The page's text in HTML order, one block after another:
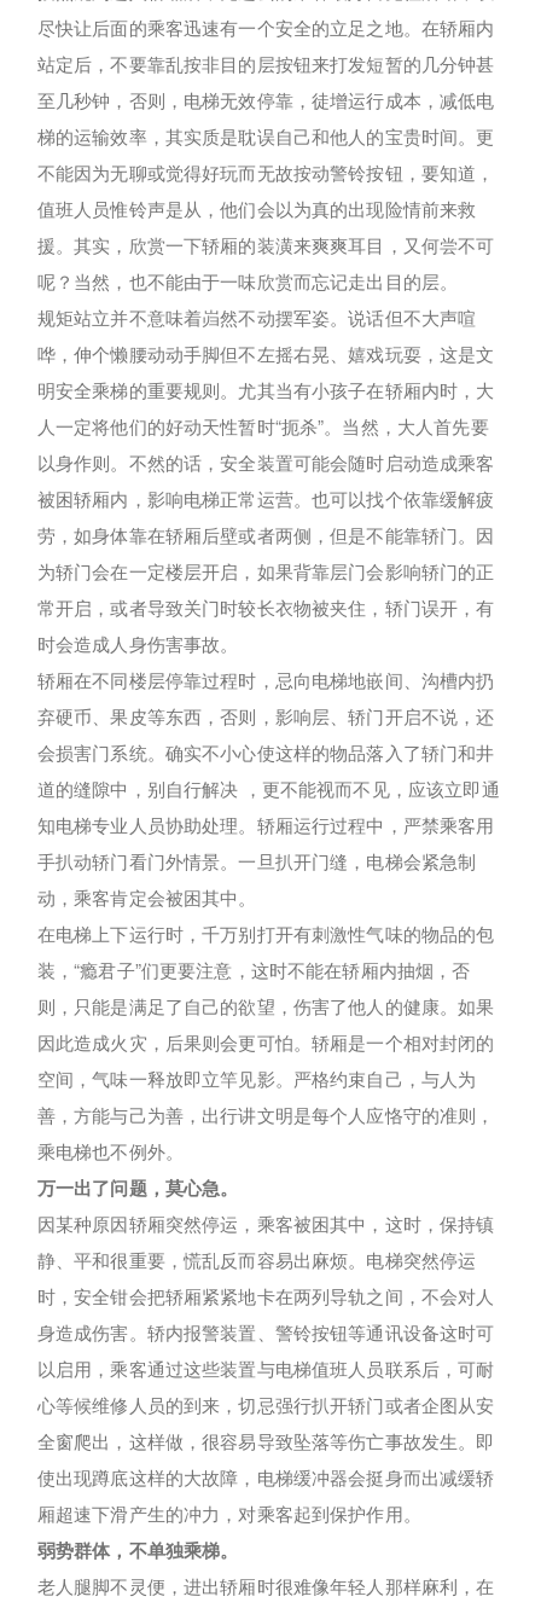
尽快让后面的乘客迅速有一个安全的立足之地。在轿厢内
站定后，不要靠乱按非目的层按钮来打发短暂的几分钟甚
至几秒钟，否则，电梯无效停靠，徒增运行成本，减低电
梯的运输效率，其实质是耽误自己和他人的宝贵时间。更
不能因为无聊或觉得好玩而无故按动警铃按钮，要知道，
值班人员惟铃声是从，他们会以为真的出现险情前来救
援。其实，欣赏一下轿厢的装潢来爽爽耳目，又何尝不可
呢？当然，也不能由于一味欣赏而忘记走出目的层。
规矩站立并不意味着岿然不动摆军姿。说话但不大声喧
哗，伸个懒腰动动手脚但不左摇右晃、嬉戏玩耍，这是文
明安全乘梯的重要规则。尤其当有小孩子在轿厢内时，大
人一定将他们的好动天性暂时“扼杀”。当然，大人首先要
以身作则。不然的话，安全装置可能会随时启动造成乘客
被困轿厢内，影响电梯正常运营。也可以找个依靠缓解疲
劳，如身体靠在轿厢后壁或者两侧，但是不能靠轿门。因
为轿门会在一定楼层开启，如果背靠层门会影响轿门的正
常开启，或者导致关门时较长衣物被夹住，轿门误开，有
时会造成人身伤害事故。
轿厢在不同楼层停靠过程时，忌向电梯地嵌间、沟槽内扔
弃硬币、果皮等东西，否则，影响层、轿门开启不说，还
会损害门系统。确实不小心使这样的物品落入了轿门和井
道的缝隙中，别自行解决 ，更不能视而不见，应该立即通
知电梯专业人员协助处理。轿厢运行过程中，严禁乘客用
手扒动轿门看门外情景。一旦扒开门缝，电梯会紧急制
动，乘客肯定会被困其中。
在电梯上下运行时，千万别打开有刺激性气味的物品的包
装，“瘾君子”们更要注意，这时不能在轿厢内抽烟，否
则，只能是满足了自己的欲望，伤害了他人的健康。如果
因此造成火灾，后果则会更可怕。轿厢是一个相对封闭的
空间，气味一释放即立竿见影。严格约束自己，与人为
善，方能与己为善，出行讲文明是每个人应恪守的准则，
乘电梯也不例外。
万一出了问题，莫心急。
因某种原因轿厢突然停运，乘客被困其中，这时，保持镇
静、平和很重要，慌乱反而容易出麻烦。电梯突然停运
时，安全钳会把轿厢紧紧地卡在两列导轨之间，不会对人
身造成伤害。轿内报警装置、警铃按钮等通讯设备这时可
以启用，乘客通过这些装置与电梯值班人员联系后，可耐
心等候维修人员的到来，切忌强行扒开轿门或者企图从安
全窗爬出，这样做，很容易导致坠落等伤亡事故发生。即
使出现蹲底这样的大故障，电梯缓冲器会挺身而出减缓轿
厢超速下滑产生的冲力，对乘客起到保护作用。
弱势群体，不单独乘梯。
老人腿脚不灵便，进出轿厢时很难像年轻人那样麻利，在